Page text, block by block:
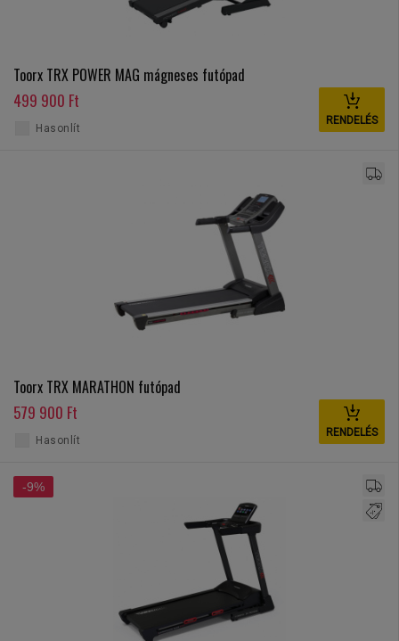
Toorx TRX POWER MAG mágneses futópad
499 900 Ft
RENDELÉS
Hasonlít
Toorx TRX MARATHON futópad
579 900 Ft
RENDELÉS
Hasonlít
-9%